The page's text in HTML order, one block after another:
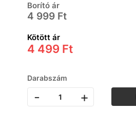
Borító ár
4 999 Ft
Kötött ár
4 499 Ft
Darabszám
- +